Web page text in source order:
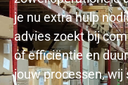
je nu extra hulp
advies zoekt bij
of efficiëntie en
jouw processen,